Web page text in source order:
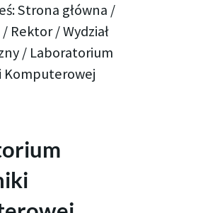
Strona główna /
/ Rektor/Wydział
/ Laboratorium
Komputerowej